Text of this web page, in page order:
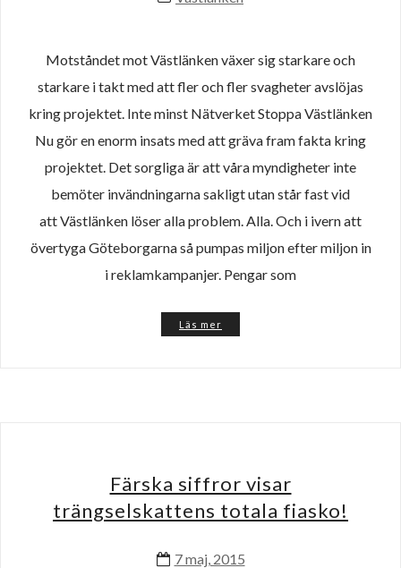
Motståndet mot Västlänken växer sig starkare och
starkare i takt med att fler och fler svagheter avslöjas
kring projektet. Inte minst Nätverket Stoppa Västlänken
Nu gör en enorm insats med att gräva fram fakta kring
projektet. Det sorgliga är att våra myndigheter inte
bemöter invändningarna sakligt utan står fast vid
att Västlänken löser alla problem. Alla. Och i ivern att
övertyga Göteborgarna så pumpas miljon efter miljon in
i reklamkampanjer. Pengar som
Läs mer
Färska siffror visar
trängselskattens totala fiasko!
7 maj, 2015